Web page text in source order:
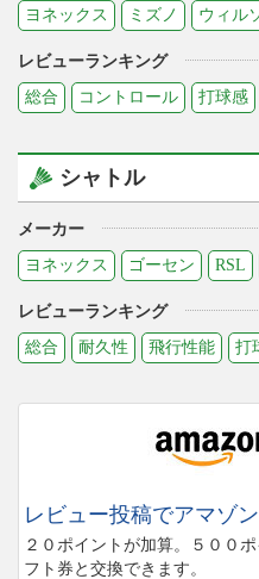
ヨネックス
ミズノ ウィル
レビューランキング
総合
コントロール 打球感
シャトル
メーカー
ヨネックス
ゴーセン RSL
レビューランキング
総合
耐久性 飛行性能 打
レビュー投稿でアマゾ
２０ポイントが加算。５００
フト券と交換できます。